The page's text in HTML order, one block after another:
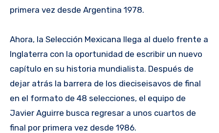
primera vez desde Argentina 1978.
Ahora, la Selección Mexicana llega al duelo frente a
Inglaterra con la oportunidad de escribir un nuevo
capítulo en su historia mundialista. Después de
dejar atrás la barrera de los dieciseisavos de final
en el formato de 48 selecciones, el equipo de
Javier Aguirre busca regresar a unos cuartos de
final por primera vez desde 1986.